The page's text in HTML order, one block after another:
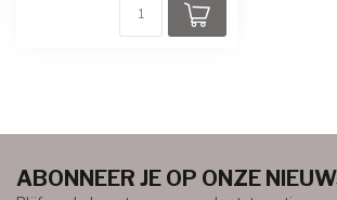
ABONNEER JE OP ONZE